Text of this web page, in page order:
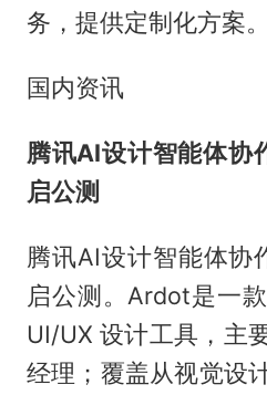
务，提供定制化方案。
国内资讯
腾讯AI设计智能体协
启公测
腾讯AI设计智能体协
启公测。Ardot是一
UI/UX 设计工具，主
经理；覆盖从视觉设